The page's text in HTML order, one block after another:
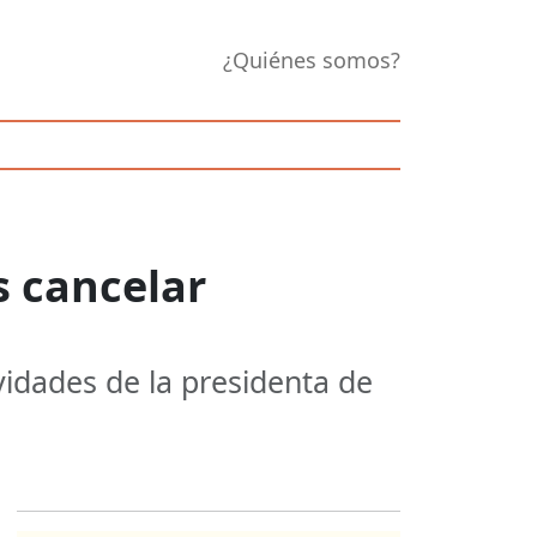
¿Quiénes somos?
cancelar
de la presidenta de